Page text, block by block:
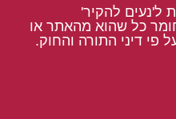
ל'נעים להקיר'
כל שהוא מהאתר או
דיני התורה והחוק.